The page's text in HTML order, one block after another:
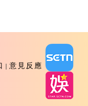
意見反應